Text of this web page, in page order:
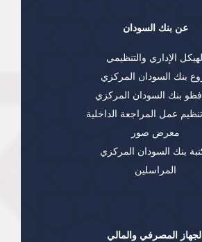
عن بنك السودان
الإداري والتنظيمي
بنك السودان المركزي
بنك السودان المركزي
عمل المراجعة الداخلية
معرض صور
بنك السودان المركزي
المراسلين
الجهاز المصرفي والمالي